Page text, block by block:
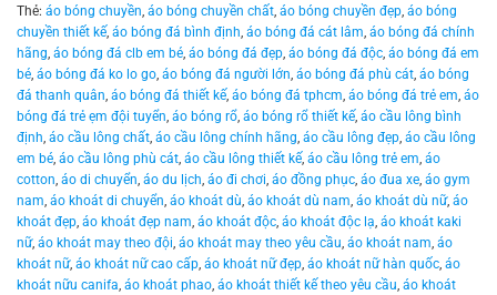
Thẻ: áo bóng chuyền, áo bóng chuyền chất, áo bóng chuyền đẹp, áo bóng
chuyền thiết kế, áo bóng đá bình định, áo bóng đá cát lâm, áo bóng đá chính
hãng, áo bóng đá clb em bé, áo bóng đá đẹp, áo bóng đá độc, áo bóng đá em
bé, áo bóng đá ko lo go, áo bóng đá người lớn, áo bóng đá phù cát, áo bóng
đá thanh quân, áo bóng đá thiết kế, áo bóng đá tphcm, áo bóng đá trẻ em, áo
bóng đá trẻ ẹm đội tuyển, áo bóng rổ, áo bóng rổ thiết kế, áo cầu lông bình
định, áo cầu lông chất, áo cầu lông chính hãng, áo cầu lông đẹp, áo cầu lông
em bé, áo cầu lông phù cát, áo cầu lông thiết kế, áo cầu lông trẻ em, áo
cotton, áo di chuyển, áo du lịch, áo đi chơi, áo đồng phục, áo đua xe, áo gym
nam, áo khoát di chuyển, áo khoát dù, áo khoát dù nam, áo khoát dù nữ, áo
khoát đẹp, áo khoát đẹp nam, áo khoát độc, áo khoát độc lạ, áo khoát kaki
nữ, áo khoát may theo đội, áo khoát may theo yêu cầu, áo khoát nam, áo
khoát nữ, áo khoát nữ cao cấp, áo khoát nữ đẹp, áo khoát nữ hàn quốc, áo
khoát nữu canifa, áo khoát phao, áo khoát thiết kế theo yêu cầu, áo khoát